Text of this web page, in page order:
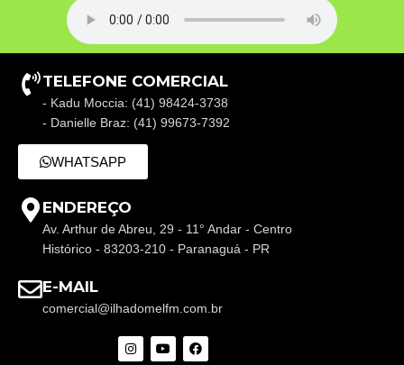
TELEFONE COMERCIAL
- Kadu Moccia: (41) 98424-3738
- Danielle Braz: (41) 99673-7392
WHATSAPP
ENDEREÇO
Av. Arthur de Abreu, 29 - 11° Andar - Centro
Histórico - 83203-210 - Paranaguá - PR
E-MAIL
comercial@ilhadomelfm.com.br